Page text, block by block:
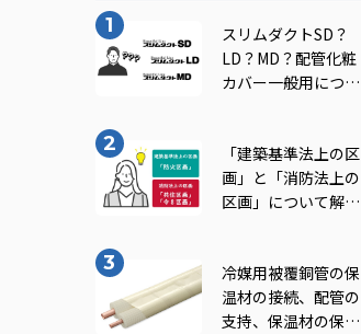
スリムダクトSD？
LD？MD？配管化粧
カバー一般用につい
「建築基準法上の区
画」と「消防法上の
区画」について解
冷媒用被覆銅管の保
温材の接続、配管の
支持、保温材の保護